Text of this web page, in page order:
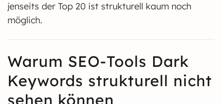
jenseits der Top 20 ist strukturell kaum noch
möglich.
Warum SEO-Tools Dark
Keywords strukturell nicht
sehen können